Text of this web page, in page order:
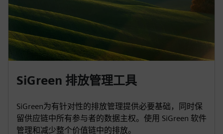
SiGreen 排放管理工具
SiGreen为有针对性的排放管理提供必要基础，同时保
留供应链中所有参与者的数据主权。使用 SiGreen 软件
管理和减少整个价值链中的排放。